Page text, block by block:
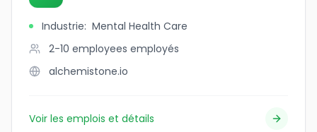
Industrie: Mental Health Care
2-10 employees employés
alchemistone.io
Voir les emplois et détails